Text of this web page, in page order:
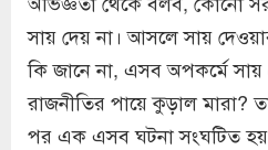
সায় দেয় না। আসলে সায়
কি জানে না, এসব অপকর্মে সায়
রাজনীতির পায়ে কুড়াল মারা?
পর এক এসব ঘটনা সংঘটিত